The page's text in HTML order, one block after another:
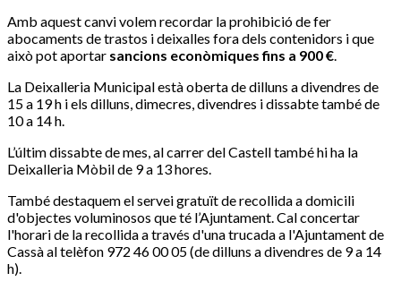
Amb aquest canvi volem recordar la prohibició de fer
abocaments de trastos i deixalles fora dels contenidors i que
això pot aportar sancions econòmiques fins a 900 €.
La Deixalleria Municipal està oberta de dilluns a divendres de
15 a 19 h i els dilluns, dimecres, divendres i dissabte també de
10 a 14 h.
L’últim dissabte de mes, al carrer del Castell també hi ha la
Deixalleria Mòbil de 9 a 13 hores.
També destaquem el servei gratuït de recollida a domicili
d'objectes voluminosos que té l’Ajuntament. Cal concertar
l'horari de la recollida a través d'una trucada a l'Ajuntament de
Cassà al telèfon 972 46 00 05 (de dilluns a divendres de 9 a 14
h).